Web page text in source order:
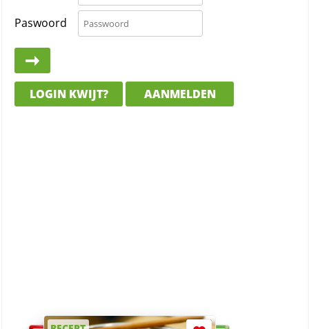
Paswoord
LOGIN KWIJT? AANMELDEN